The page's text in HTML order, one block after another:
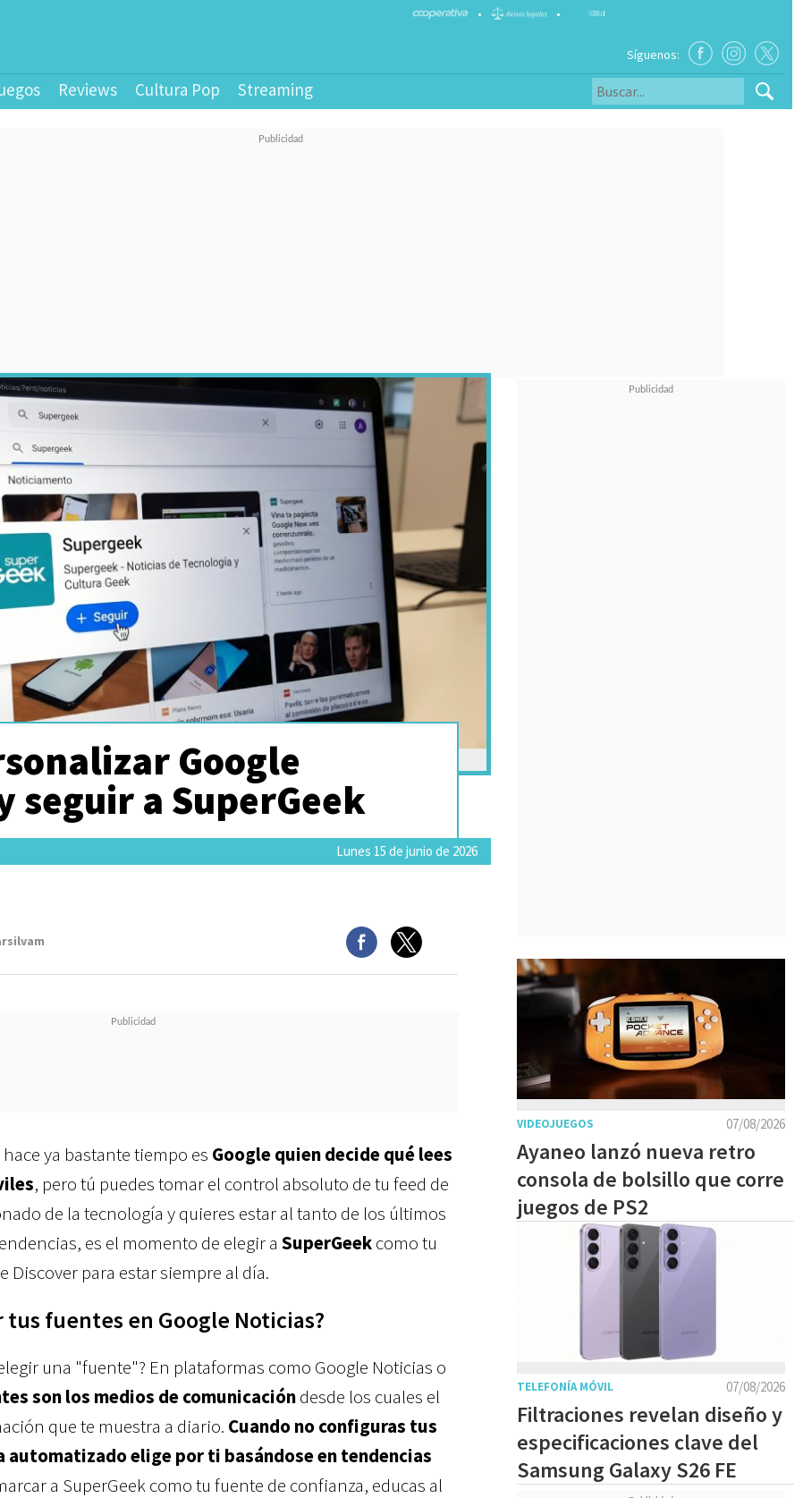
• •
Síguenos:
Reviews Cultura Pop Streaming
Google
seguir a SuperGeek
Lunes 15 de junio de 2026
ya bastante tiempo es Googlequien decide qué lees
, pero tú puedes tomar el control absoluto de tu feed de
de la tecnología y quieres estar al tanto de los últimos
es el momento de elegir a SuperGeekcomo tu
Discover para estar siempre al día.
fuentes en Google Noticias?
una "fuente"? En plataformas como Google Noticias o
son los medios de comunicacióndesde los cuales el
que te muestra a diario. Cuando no configuras tus
automatizado elige por ti basándose en tendencias
a SuperGeek como tu fuente de confianza, educas al
07/08/2026
VIDEOJUEGOS
Ayaneo lanzó nueva retro
consola de bolsillo que corre
juegos de PS2
07/08/2026
TELEFONÍA MÓVIL
Filtraciones revelan diseño y
especificaciones clave del
Samsung Galaxy S26 FE